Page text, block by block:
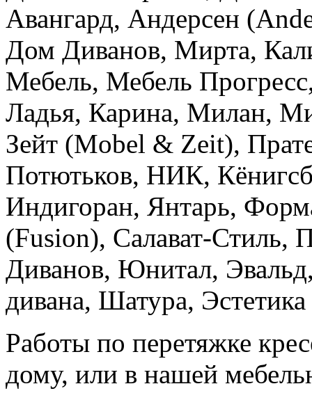
Авангард, Андерсен
Дом Диванов, Мирта,
Мебель, Мебель
Ладья, Карина, Милан,
Зейт (Mobel & Zeit),
Потютьков, НИК,
Индигоран, Янтарь,
(Fusion), Салават-
Диванов, Юнитал,
дивана, Шатура,
Работы по перетяжке
дому, или в нашей